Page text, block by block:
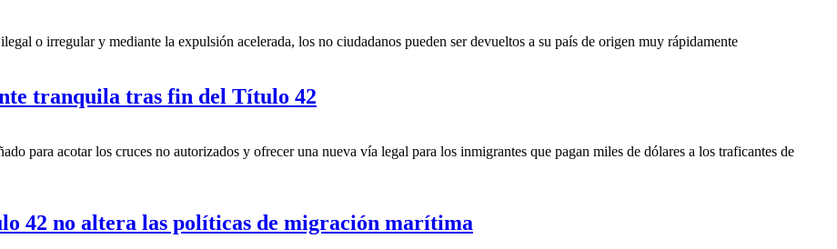
o irregular y mediante la expulsión acelerada, los no ciudadanos pueden ser devueltos a su país de origen muy rápidamente
tranquila tras fin del Título 42
para acotar los cruces no autorizados y ofrecer una nueva vía legal para los inmigrantes que pagan miles de dólares a los traficantes de
42 no altera las políticas de migración marítima